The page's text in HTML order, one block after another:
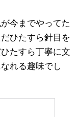
今までやってた
ひたすら針目を
たすら丁寧に文
れる趣味でし